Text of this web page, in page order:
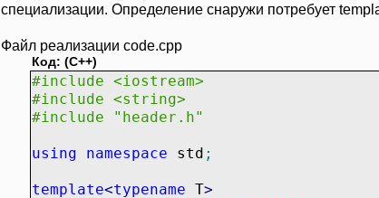
#endif
специализации. Определение снаружи потребует
Файл реализации code.cpp
Код: (C++)
#include <iostream>
#include <string>
#include "header.h"
using namespace std ;
template<typename T>